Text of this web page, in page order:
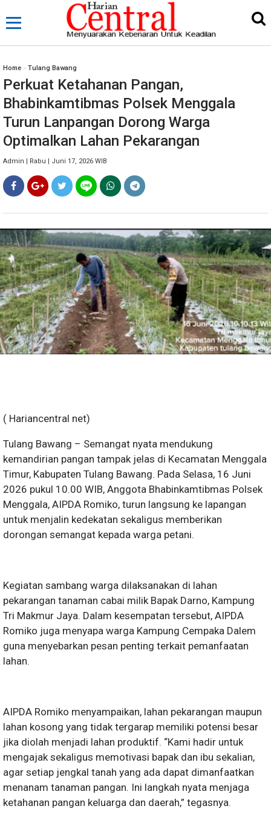
Home » Tulang Bawang
Perkuat Ketahanan Pangan,
Bhabinkamtibmas Polsek Menggala
Turun Lanpangan Dorong Warga
Optimalkan Lahan Pekarangan
Admin | Rabu | Juni 17, 2026 WIB
( Hariancentral net)
Tulang Bawang – Semangat nyata mendukung
kemandirian pangan tampak jelas di Kecamatan Menggala
Timur, Kabupaten Tulang Bawang. Pada Selasa, 16 Juni
2026 pukul 10.00 WIB, Anggota Bhabinkamtibmas Polsek
Menggala, AIPDA Romiko, turun langsung ke lapangan
untuk menjalin kedekatan sekaligus memberikan
dorongan semangat kepada warga petani.
Kegiatan sambang warga dilaksanakan di lahan
pekarangan tanaman cabai milik Bapak Darno, Kampung
Tri Makmur Jaya. Dalam kesempatan tersebut, AIPDA
Romiko juga menyapa warga Kampung Cempaka Dalem
guna menyebarkan pesan penting terkait pemanfaatan
lahan.
AIPDA Romiko menyampaikan, lahan pekarangan maupun
lahan kosong yang tidak tergarap memiliki potensi besar
jika diolah menjadi lahan produktif. “Kami hadir untuk
mengajak sekaligus memotivasi bapak dan ibu sekalian,
agar setiap jengkal tanah yang ada dapat dimanfaatkan
menanam tanaman pangan. Ini langkah nyata menjaga
ketahanan pangan keluarga dan daerah,” tegasnya.